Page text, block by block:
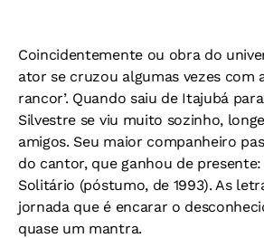
Coincidentemente ou obra do
ator se cruzou algumas vezes com
rancor’. Quando saiu de Itajubá
Silvestre se viu muito sozinho,
amigos. Seu maior companheiro
do cantor, que ganhou de presente:
Solitário (póstumo, de 1993). As
jornada que é encarar o
quase um mantra.